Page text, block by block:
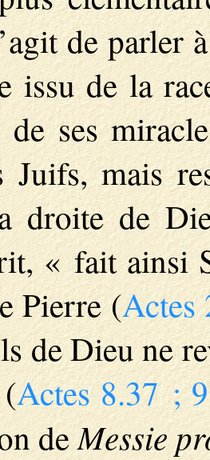
de parler
issu de la
de ses
Juifs, mais
droite de
« fait ainsi
Pierre (Actes
de Dieu ne
Actes 8.37 ;
deMessie